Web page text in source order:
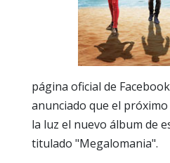
página oficial de
anunciado que el
la luz el nuevo álbum de
titulado "Megalomania".